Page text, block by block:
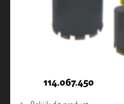
114.067.450